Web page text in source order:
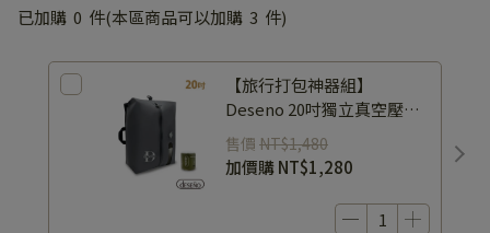
已加購 0 件(本區商品可以加購 3 件)
【旅行打包神器組】
Deseno 20吋獨立真空壓縮
袋+多功能壓縮機
售價 NT$1,480
加價購NT$1,280